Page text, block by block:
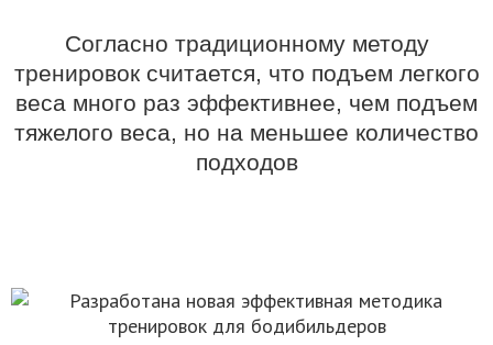
Согласно традиционному методу
тренировок считается, что подъем легкого
веса много раз эффективнее, чем подъем
тяжелого веса, но на меньшее количество
подходов